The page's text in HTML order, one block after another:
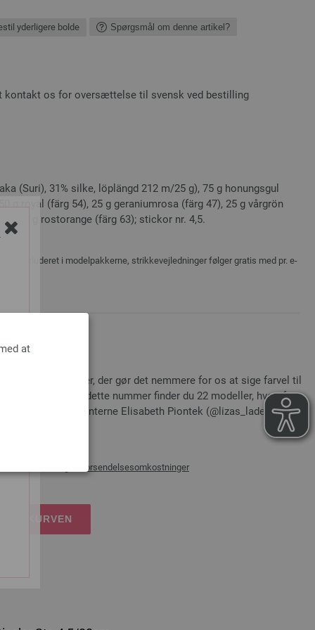
at
yderligere bolde Spørgsmål om denne artikel?
kontakt os for oversættelse til svensk ved bestilling
(Suri), 31% silke, löplängd 212 m/25 g), 75 g honungsgul
g royal (färg 54), 25 g geraniumrosa (färg 47), 25 g vårgrön
25 g rostorange (färg 63); stickor nr. 4,5.
ikke inkluderet i modelpakkerne, strikkevejledninger følger gratis med pr. e-
Edition
og tørklæder, der gør det nemmere for os at sige farvel til
farver? I dette nummer finder du 22 modeller, hvoraf
af strikkeinfluenterne Elisabeth Piontek (@lizas_laden),
forsendelsesomkostninger